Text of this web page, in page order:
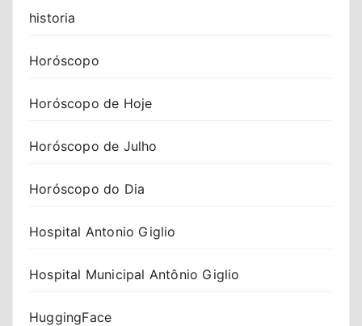
historia
Horóscopo
Horóscopo de Hoje
Horóscopo de Julho
Horóscopo do Dia
Hospital Antonio Giglio
Hospital Municipal Antônio Giglio
HuggingFace